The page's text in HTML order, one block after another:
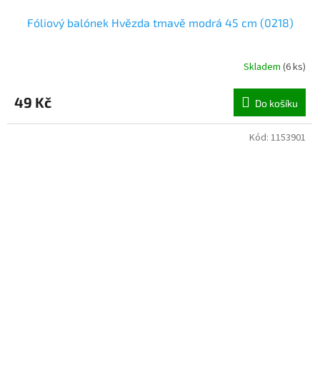
Fóliový balónek Hvězda tmavě modrá 45 cm (0218)
Skladem (6 ks)
49 Kč Do košíku
Kód: 1153901